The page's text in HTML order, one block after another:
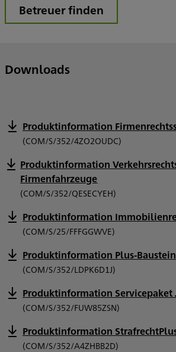
Betreuer finden
Downloads
Produktinformation
(COM/S/352/4ZO2OUDC)
Produktinformation
Firmenfahrzeuge
(COM/S/352/QESECYEH)
Produktinformation
(COM/S/25/FFFGGWVE)
Produktinformation Plus-
(COM/S/352/LDPK6D1J)
Produktinformation Servicepaket
(COM/S/352/FUW85ZSN)
Produktinformation
(COM/S/352/A4ZHBB2D)